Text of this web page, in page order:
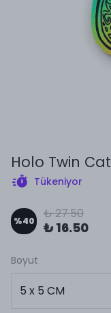
Holo Twin Cat
Tükeniyor
%40 ₺ 27.50
₺ 16.50
Boyut